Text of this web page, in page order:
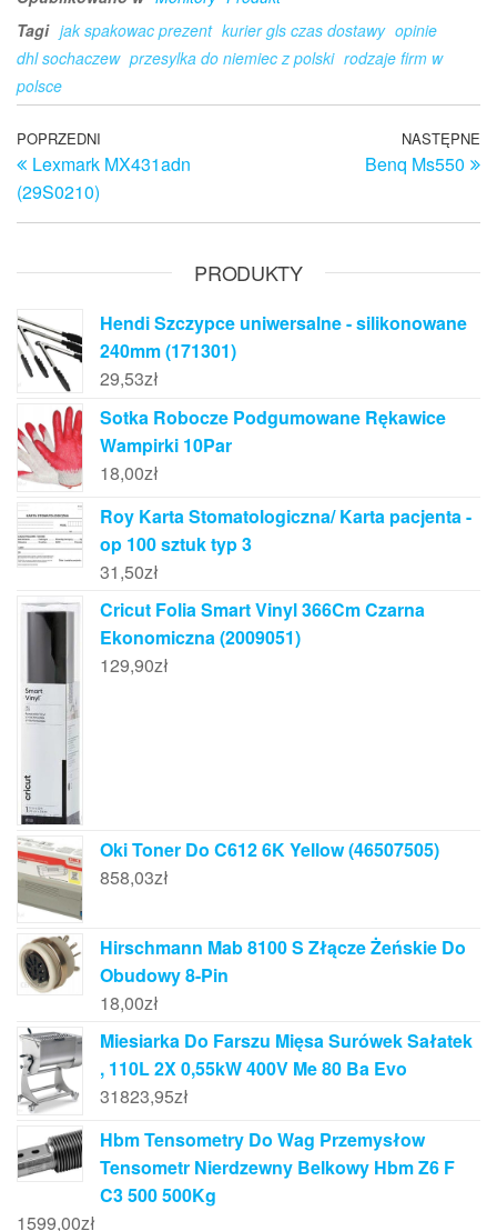
Tagi jak spakowac prezent kurier gls czas dostawy opinie
dhl sochaczew przesylka do niemiec z polski rodzaje firm w
polsce
Nawigacja
wpisu
Poprzedni
wpis
POPRZEDNI
Lexmark MX431adn
(29S0210)
NASTĘPNE
Benq Ms550
PRODUKTY
Hendi Szczypce uniwersalne - silikonowane
240mm (171301)
29,53zł
Sotka Robocze Podgumowane Rękawice
Wampirki 10Par
18,00zł
Roy Karta Stomatologiczna/ Karta pacjenta -
op 100 sztuk typ 3
31,50zł
Cricut Folia Smart Vinyl 366Cm Czarna
Ekonomiczna (2009051)
129,90zł
Oki Toner Do C612 6K Yellow (46507505)
858,03zł
Hirschmann Mab 8100 S Złącze Żeńskie Do
Obudowy 8-Pin
18,00zł
Miesiarka Do Farszu Mięsa Surówek Sałatek
, 110L 2X 0,55kW 400V Me 80 Ba Evo
31823,95zł
Hbm Tensometry Do Wag Przemysłow
Tensometr Nierdzewny Belkowy Hbm Z6 F
C3 500 500Kg
1599,00zł